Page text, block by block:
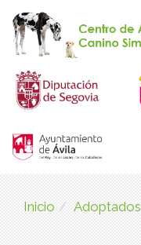
Inicio Adoptados